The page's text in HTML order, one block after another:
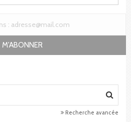
M'ABONNER
Recherche avancée